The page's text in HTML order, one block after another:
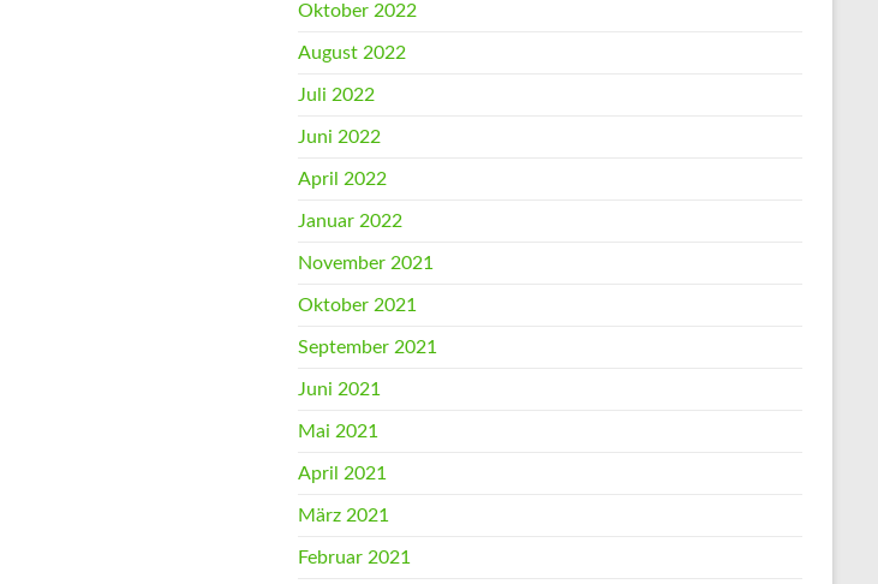
Oktober 2022
August 2022
Juli 2022
Juni 2022
April 2022
Januar 2022
November 2021
Oktober 2021
September 2021
Juni 2021
Mai 2021
April 2021
März 2021
Februar 2021